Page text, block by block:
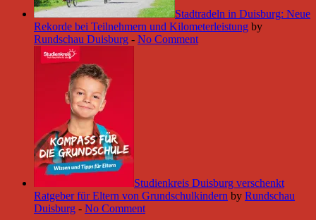
Stadtradeln in Duisburg: Neue
Rekorde bei Teilnehmern und Kilometerleistung by
Rundschau Duisburg - No Comment
Studienkreis Duisburg verschenkt
Ratgeber für Eltern von Grundschulkindern by Rundschau
Duisburg - No Comment